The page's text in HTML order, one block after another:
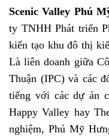
Scenic Valley Phú
ty TNHH Phát triển
kiến tạo khu đô thị
Là liên doanh giữa
Thuận (IPC) và các
tiếng với các dự án
Happy Valley hay
nghiệm, Phú Mỹ